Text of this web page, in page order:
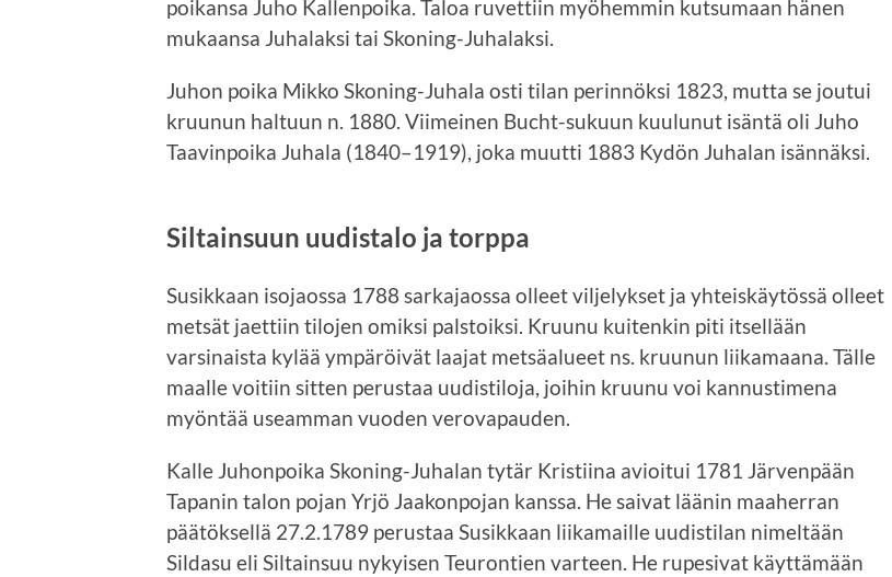
poikansa Juho Kallenpoika. Taloa ruvettiin myöhemmin kutsumaan hänen
mukaansa Juhalaksi tai Skoning-Juhalaksi.
Juhon poika Mikko Skoning-Juhala osti tilan perinnöksi 1823, mutta se joutui
kruunun haltuun n. 1880. Viimeinen Bucht-sukuun kuulunut isäntä oli Juho
Taavinpoika Juhala (1840–1919), joka muutti 1883 Kydön Juhalan isännäksi.
Siltainsuun uudistalo ja torppa
Susikkaan isojaossa 1788 sarkajaossa olleet viljelykset ja yhteiskäytössä olleet
metsät jaettiin tilojen omiksi palstoiksi. Kruunu kuitenkin piti itsellään
varsinaista kylää ympäröivät laajat metsäalueet ns. kruunun liikamaana. Tälle
maalle voitiin sitten perustaa uudistiloja, joihin kruunu voi kannustimena
myöntää useamman vuoden verovapauden.
Kalle Juhonpoika Skoning-Juhalan tytär Kristiina avioitui 1781 Järvenpään
Tapanin talon pojan Yrjö Jaakonpojan kanssa. He saivat läänin maaherran
päätöksellä 27.2.1789 perustaa Susikkaan liikamaille uudistilan nimeltään
Sildasu eli Siltainsuu nykyisen Teurontien varteen. He rupesivat käyttämään